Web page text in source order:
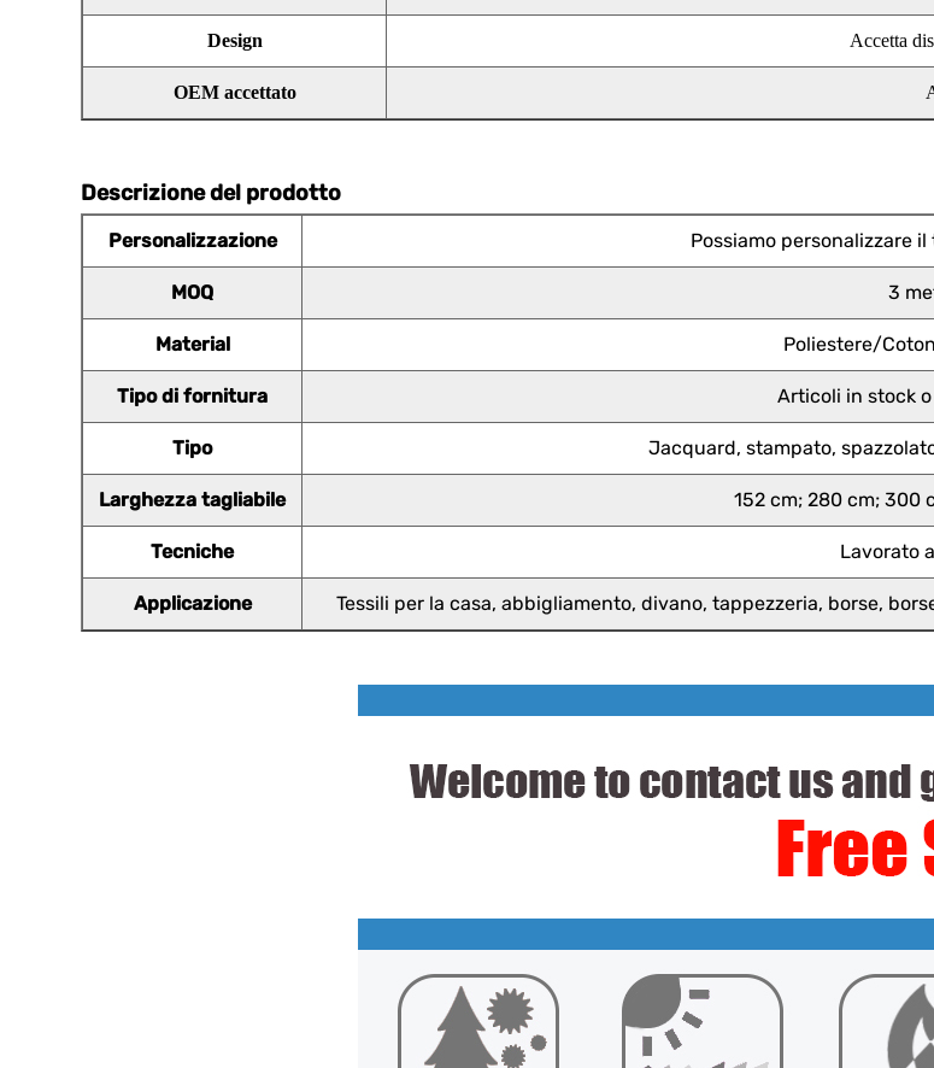
Design Accetta
OEM accettato
Descrizione del prodotto
Personalizzazione Possiamo personalizzare
MOQ 3
Material Poliestere/
Tipo di fornitura Articoli in stock
Tipo Jacquard, stampato,
Larghezza tagliabile 152 cm; 280 cm; 300
Tecniche Lavorato
Applicazione Tessili per la casa, abbigliamento, divano, tappezzeria, borse,